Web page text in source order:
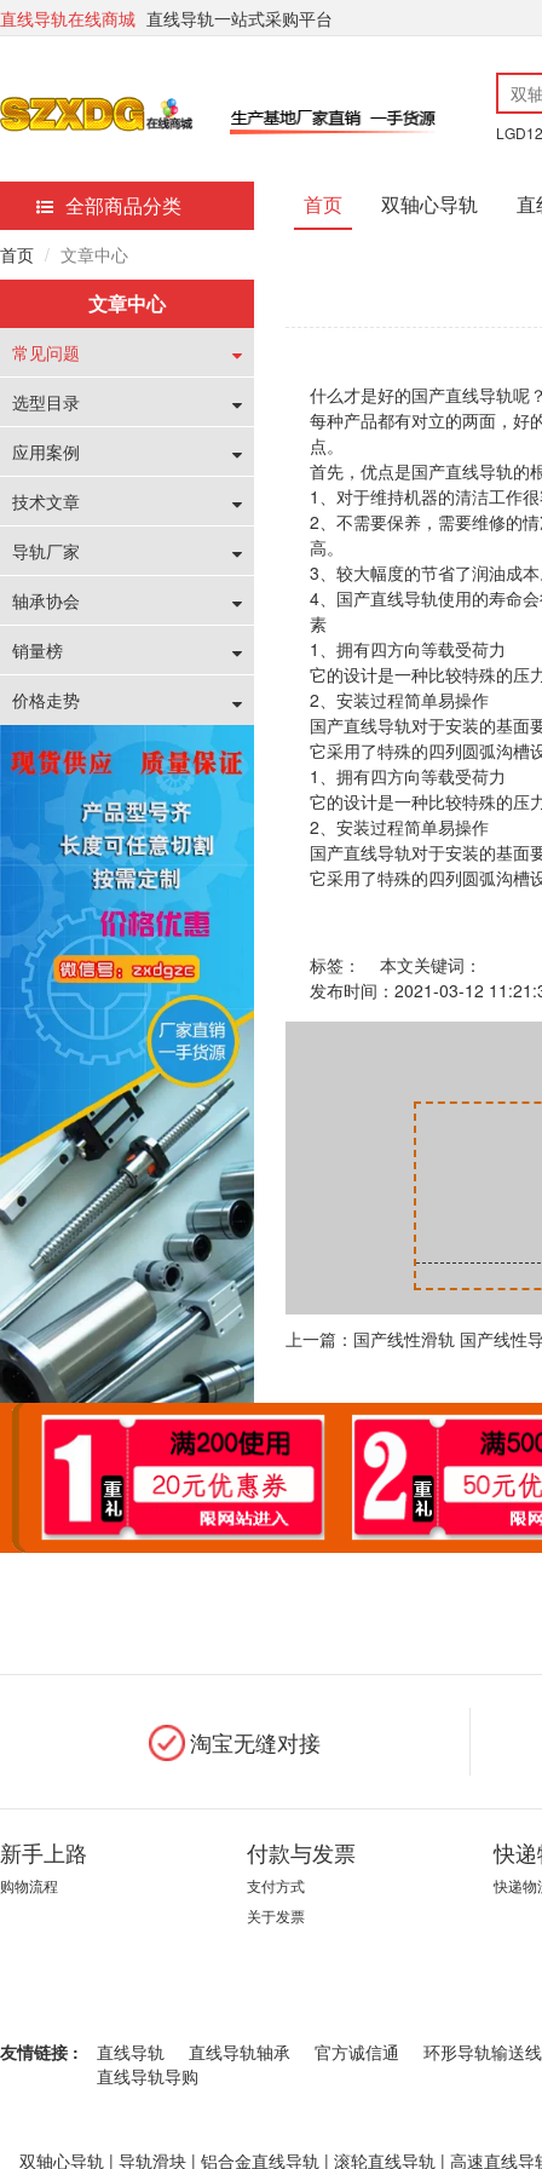
直线导轨在线商城 直线导轨一站式采购平台
LGD12
全部商品分类 首页 双轴心导轨 直
首页 文章中心
文章中心
常见问题
选型目录
应用案例
技术文章
导轨厂家
轴承协会
销量榜
价格走势
什么才是好的国产直线导轨呢
每种产品都有对立的两面，好
点。
首先，优点是国产直线导轨的
1、对于维持机器的清洁工作
2、不需要保养，需要维修的
高。
3、较大幅度的节省了润油成
4、国产直线导轨使用的寿命
素
1、拥有四方向等载受荷力
它的设计是一种比较特殊的压
2、安装过程简单易操作
国产直线导轨对于安装的基
它采用了特殊的四列圆弧沟槽
1、拥有四方向等载受荷力
它的设计是一种比较特殊的压
2、安装过程简单易操作
国产直线导轨对于安装的基
它采用了特殊的四列圆弧沟槽
标签：
本文关键词：
发布时间：2021-03-12
上一篇：国产线性滑轨 国产线性
淘宝无缝对接
新手上路
购物流程
付款与发票
支付方式
关于发票
快
快递物
友情链接 : 直线导轨 直线导轨轴承 官方诚信通
环形导轨输送线
直线导轨导购
双轴心导轨 | 导轨滑块 | 铝合金直线导轨 | 滚轮直线导轨 | 高速直线